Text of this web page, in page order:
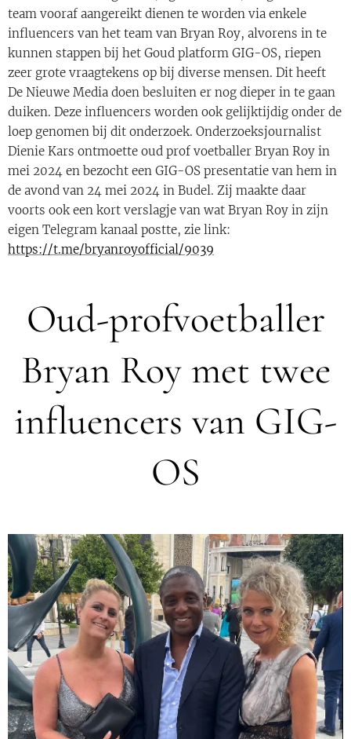
team vooraf aangereikt dienen te worden via enkele
influencers van het team van Bryan Roy, alvorens in te
kunnen stappen bij het Goud platform GIG-OS, riepen
zeer grote vraagtekens op bij diverse mensen. Dit heeft
De Nieuwe Media doen besluiten er nog dieper in te gaan
duiken. Deze influencers worden ook gelijktijdig onder de
loep genomen bij dit onderzoek. Onderzoeksjournalist
Dienie Kars ontmoette oud prof voetballer Bryan Roy in
mei 2024 en bezocht een GIG-OS presentatie van hem in
de avond van 24 mei 2024 in Budel. Zij maakte daar
voorts ook een kort verslagje van wat Bryan Roy in zijn
eigen Telegram kanaal postte, zie link:
https://t.me/bryanroyofficial/9039
Oud-profvoetballer
Bryan Roy met twee
influencers van GIG-
OS